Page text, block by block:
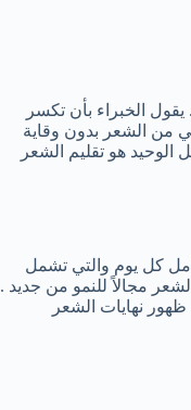
الخبراء بأن تكسر
من الشعر بدون وقاية
هو تقليم الشعر
كل يوم والتي تشمل
مجالاً للنمو من جديد .
نهايات الشعر